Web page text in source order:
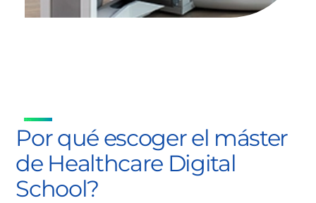
Por qué escoger el máster
de Healthcare Digital
School?